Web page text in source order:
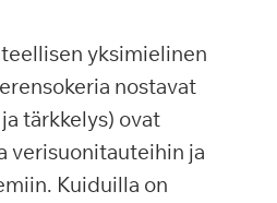
yksimielinen
nostavat
tärkkelys) ovat
verisuonitauteihin ja
Kuiduilla on